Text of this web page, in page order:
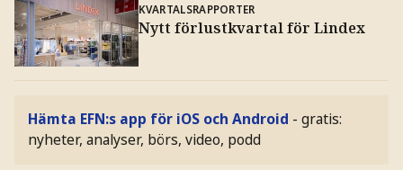
KVARTALSRAPPORTER
Nytt förlustkvartal för Lindex
Hämta EFN:s app för iOS och Android - gratis:
nyheter, analyser, börs, video, podd